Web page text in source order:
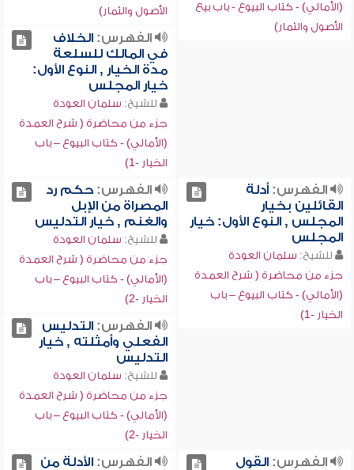
(الأمالي) - كتاب البيوع - باب بيع
الأصول والثمار)
الأصول والثمار)
الفهرس:الخلاف
في المالك للسلعة
مدة الخيار , النوع الأول:
خيار المجلس
للشيخ: سلمان العودة
جزء من محاضرة ( شرح العمدة
(الأمالي) - كتاب البيوع – باب
الخيار -1)
الفهرس:أدلة
القائلين بخيار
المجلس , النوع الأول: خيار
المجلس
للشيخ: سلمان العودة
جزء من محاضرة ( شرح العمدة
(الأمالي) - كتاب البيوع – باب
الخيار -1)
الفهرس:حكم رد
المصراة من الإبل
والغنم , خيار التدليس
للشيخ: سلمان العودة
جزء من محاضرة ( شرح العمدة
(الأمالي) - كتاب البيوع – باب
الخيار -2)
الفهرس:التدليس
الفعلي وأمثلته , خيار
التدليس
للشيخ: سلمان العودة
جزء من محاضرة ( شرح العمدة
(الأمالي) - كتاب البيوع – باب
الخيار -2)
الفهرس:القول
الفهرس:الأدلة من